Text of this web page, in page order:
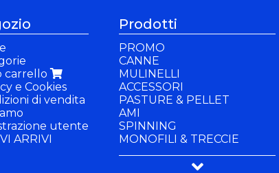
carrello
e Cookies
di vendita
utente
ARRIVI
Prodotti
PROMO
CANNE
MULINELLI
ACCESSORI
PASTURE & PELLET
AMI
SPINNING
MONOFILI & TRECCIE
PANCHETTI & SEDIE
BUFFETTERIA & BACINELLE